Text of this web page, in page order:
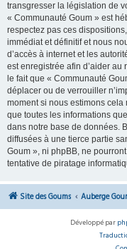
transgresser la législation de
« Communauté Goum » est
respectez pas ces
immédiat et définitif et nous
d’accès à internet et les
est enregistrée afin d’aider au
le fait que « Communauté
déplacer ou de verrouiller
moment si nous estimons cela
que toutes les informations
dans notre base de données.
diffusées à une tierce partie
Goum », ni phpBB, ne
tentative de piratage
Site des Goums Auberge
Développé par